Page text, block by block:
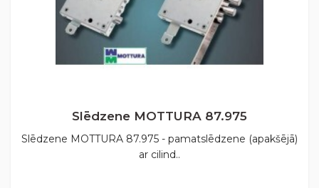
Slēdzene MOTTURA 87.975
Slēdzene MOTTURA 87.975 - pamatslēdzene (apakšējā)
ar cilind..